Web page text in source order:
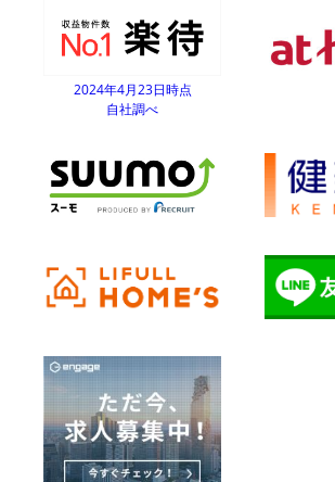
2024年4月23日時点
自社調べ